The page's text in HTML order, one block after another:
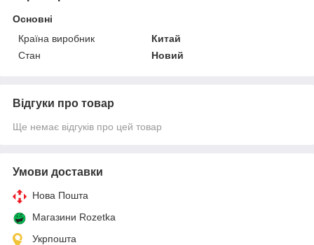
Основні
Країна виробник
Китай
Стан
Новий
Відгуки про товар
Ще немає відгуків про цей товар
Умови доставки
Нова Пошта
Магазини Rozetka
Укрпошта